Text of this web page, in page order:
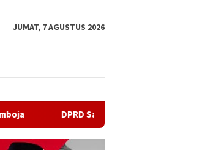
JUMAT, 7 AGUSTUS 2026
DPRD Samarinda Sebut Kematian Siswa karena